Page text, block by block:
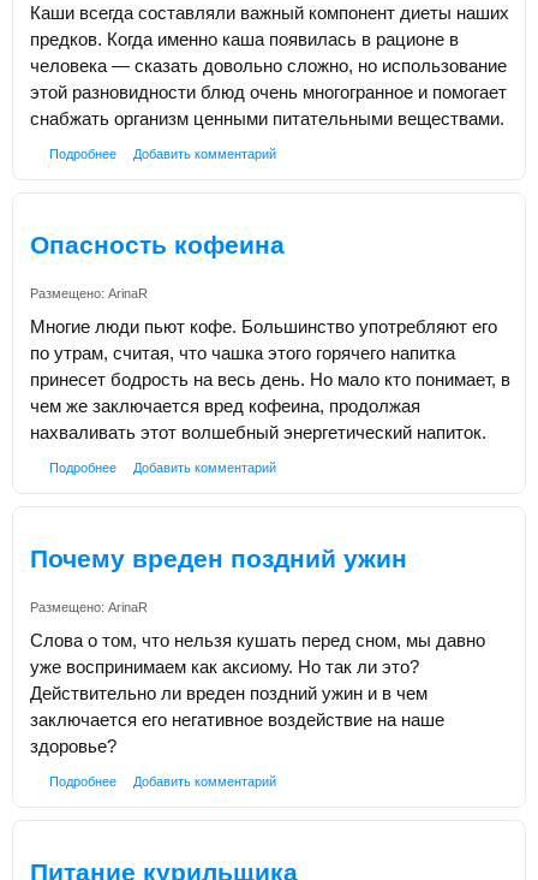
Каши всегда составляли важный компонент диеты наших
предков. Когда именно каша появилась в рационе в
человека — сказать довольно сложно, но использование
этой разновидности блюд очень многогранное и помогает
снабжать организм ценными питательными веществами.
Подробнее Добавить комментарий
Опасность кофеина
Размещено: ArinaR
Многие люди пьют кофе. Большинство употребляют его
по утрам, считая, что чашка этого горячего напитка
принесет бодрость на весь день. Но мало кто понимает, в
чем же заключается вред кофеина, продолжая
нахваливать этот волшебный энергетический напиток.
Подробнее Добавить комментарий
Почему вреден поздний ужин
Размещено: ArinaR
Слова о том, что нельзя кушать перед сном, мы давно
уже воспринимаем как аксиому. Но так ли это?
Действительно ли вреден поздний ужин и в чем
заключается его негативное воздействие на наше
здоровье?
Подробнее Добавить комментарий
Питание курильщика